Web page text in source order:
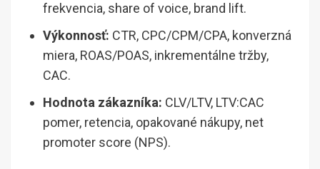
frekvencia, share of voice, brand lift.
Výkonnosť: CTR, CPC/CPM/CPA, konverzná
miera, ROAS/POAS, inkrementálne tržby,
CAC.
Hodnota zákazníka: CLV/LTV, LTV:CAC
pomer, retencia, opakované nákupy, net
promoter score (NPS).